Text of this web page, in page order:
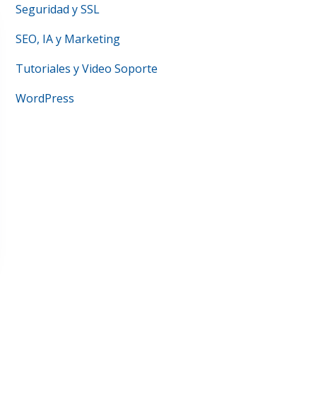
Seguridad y SSL
SEO, IA y Marketing
Tutoriales y Video Soporte
WordPress